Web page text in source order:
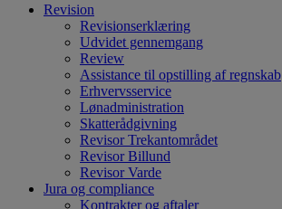
Revision
Revisionserklæring
Udvidet gennemgang
Review
Assistance til opstilling af regnskab
Erhvervsservice
Lønadministration
Skatterådgivning
Revisor Trekantområdet
Revisor Billund
Revisor Varde
Jura og compliance
Kontrakter og aftaler